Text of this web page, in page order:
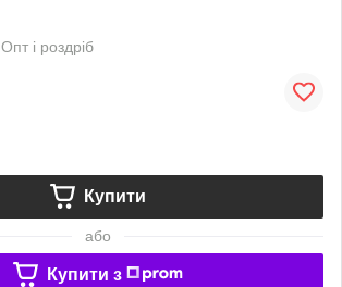
Опт і роздріб
Купити
або
Купити з